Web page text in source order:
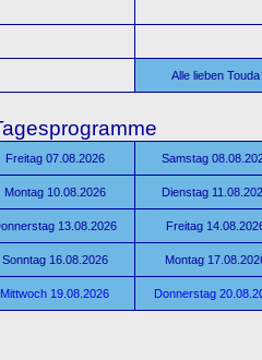
Alle lieben Touda
Freitag 07.08.2026 Samstag
Montag 10.08.2026 Dienstag
13.08.2026 Freitag
Sonntag 16.08.2026 Montag
Mittwoch 19.08.2026
Donnerstag